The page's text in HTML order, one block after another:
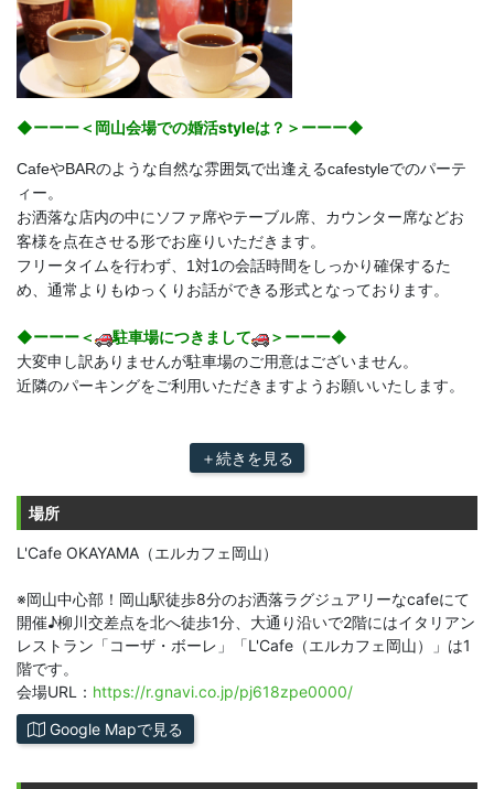
場所
L'Cafe OKAYAMA（エルカフェ岡山）
※岡山中心部！岡山駅徒歩8分のお洒落ラグジュアリーなcafeにて
開催♪柳川交差点を北へ徒歩1分、大通り沿いで2階にはイタリアン
レストラン「コーザ・ボーレ」「L'Cafe（エルカフェ岡山）」は1
階です。
会場URL： https://r.gnavi.co.jp/pj618zpe0000/
Google Mapで見る
◆ーーー＜岡山会場での婚活styleは？＞ーーー◆
CafeやBARのような自然な雰囲気で出逢えるcafestyleでのパーテ
ィー。
お洒落な店内の中にソファ席やテーブル席、カウンター席などお
客様を点在させる形でお座りいただきます。
フリータイムを行わず、1対1の会話時間をしっかり確保するた
め、通常よりもゆっくりお話ができる形式となっております。
◆ーーー＜ 駐車場につきまして ＞ーーー◆
大変申し訳ありませんが駐車場のご用意はございません。
近隣のパーキングをご利用いただきますようお願いいたします。
＋続きを見る